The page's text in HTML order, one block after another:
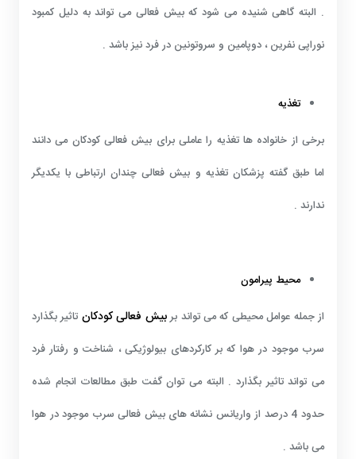
. البته گاهی شنیده می شود که بیش فعالی می تواند به دلیل کمبود
نوراپی نفرین ، دوپامین و سروتونین در فرد نیز باشد .
تغذیه
برخی از خانواده ها تغذیه را عاملی برای بیش فعالی کودکان می دانند
اما طبق گفته پزشکان تغذیه و بیش فعالی چندان ارتباطی با یکدیگر
ندارند .
محیط پیرامون
از جمله عوامل محیطی که می تواند بربیش فعالی کودکان تاثیر بگذارد
سرب موجود در هوا که بر کارکردهای بیولوژیکی ، شناخت و رفتار فرد
می تواند تاثیر بگذارد . البته می توان گفت طبق مطالعات انجام شده
حدود 4 درصد از واریانس نشانه های بیش فعالی سرب موجود در هوا
می باشد .